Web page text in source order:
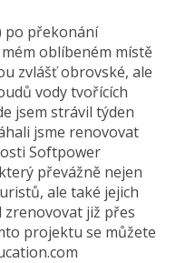
po překonání
oblíbeném místě
zvlášť obrovské, ale
vody tvořících
jsem strávil týden
jsme renovovat
Softpower
převážně nejen
ale také jejich
již přes
projektu se můžete